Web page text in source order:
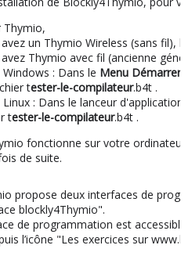
Thymio,
un Thymio Wireless (sans fil),
Thymio avec fil (ancienne
Windows : Dans le Menu Démarrer
tester-le-compilateur.b4t .
Linux : Dans le lanceur
tester-le-compilateur.b4t .
fonctionne sur votre
de suite.
propose deux interfaces de
blockly4Thymio".
de programmation est
l’icône "Les exercices sur